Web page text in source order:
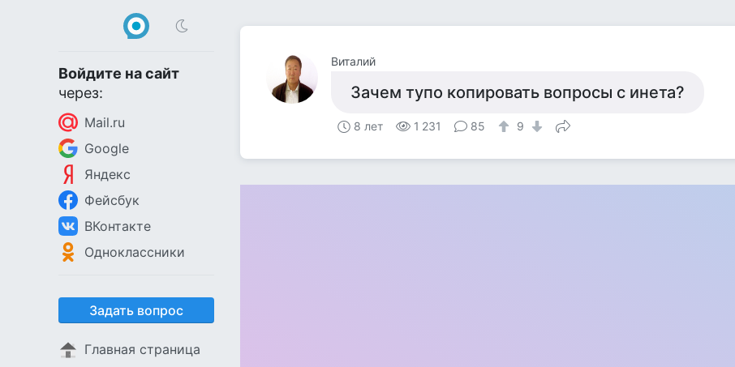
Войдите на сайт
через:
Mail.ru
Google
Яндекс
Фейсбук
ВКонтакте
Одноклассники
Задать вопрос
Главная страница
Виталий
Зачем тупо копировать вопросы с инета?
8 лет 1 231 85 9